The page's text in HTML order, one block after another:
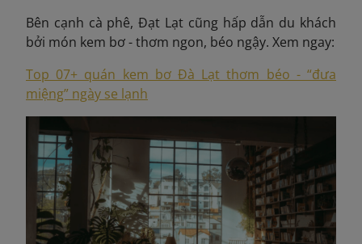
Bên cạnh cà phê, Đạt Lạt cũng hấp dẫn du khách
bởi món kem bơ - thơm ngon, béo ngậy. Xem ngay:
Top 07+ quán kem bơ Đà Lạt thơm béo - “đưa
miệng” ngày se lạnh